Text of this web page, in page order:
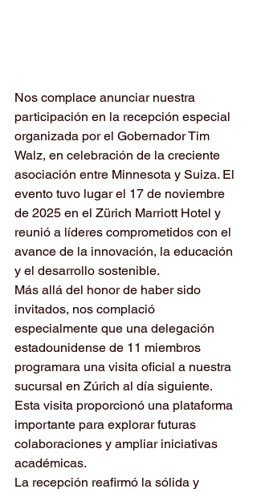
Nos complace anunciar nuestra
participación en la recepción especial
organizada por el Gobernador Tim
Walz, en celebración de la creciente
asociación entre Minnesota y Suiza. El
evento tuvo lugar el 17 de noviembre
de 2025 en el Zürich Marriott Hotel y
reunió a líderes comprometidos con el
avance de la innovación, la educación
y el desarrollo sostenible.
Más allá del honor de haber sido
invitados, nos complació
especialmente que una delegación
estadounidense de 11 miembros
programara una visita oficial a nuestra
sucursal en Zúrich al día siguiente.
Esta visita proporcionó una plataforma
importante para explorar futuras
colaboraciones y ampliar iniciativas
académicas.
La recepción reafirmó la sólida y